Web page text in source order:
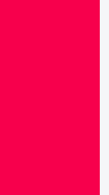
Youtube